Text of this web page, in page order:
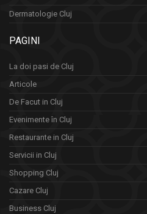
Dermatologie Cluj
PAGINI
La doi pasi de Cluj
Articole
De Facut in Cluj
Evenimente în Cluj
Restaurante in Cluj
Servicii in Cluj
Shopping Cluj
Cazare Cluj
Business Cluj